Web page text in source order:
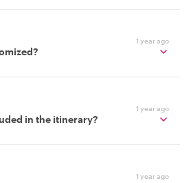
1 year ago
1 year ago
in the itinerary?
1 year ago